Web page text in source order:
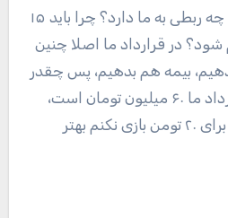
برای بیمه است، خب این چه ربطی به ما دارد؟ چرا باید ۱۵
شود؟ در قرارداد ما اصلا چنین
بیمه هم بدهیم، پس چقدر
برای ما می‌ماند؟ کل قرارداد ما ۶۰ میلیون تومان است،
خب چرا اصلا بازی کنم؟ برای ۲۰ تومن بازی نکنم بهتر